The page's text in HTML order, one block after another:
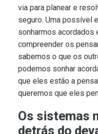
via para planear e
seguro. Uma possível
sonharmos acordados
compreender os
sabemos o que os
podemos sonhar
que eles estão a
queremos que eles
Os sistemas
detrás do